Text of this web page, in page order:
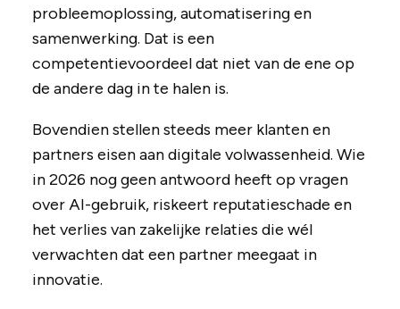
probleemoplossing, automatisering en
samenwerking. Dat is een
competentievoordeel dat niet van de ene op
de andere dag in te halen is.
Bovendien stellen steeds meer klanten en
partners eisen aan digitale volwassenheid. Wie
in 2026 nog geen antwoord heeft op vragen
over AI-gebruik, riskeert reputatieschade en
het verlies van zakelijke relaties die wél
verwachten dat een partner meegaat in
innovatie.